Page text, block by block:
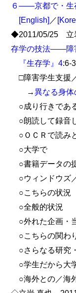
６――京都で・生
[English]／
◆2011/05/25 立
存学の技法――障
『生存学』4:6-
□障害学生支援
→異なる身
○成り行きであ
○朗読して録音
○ＯＣＲで読み
○大学で
○書籍データの
○ウィンドウズ
○こちらの状況
○全般的状況
○外れた企画・
○こちらの関わ
○さらなる研究
○学生だから大
○海外との／海